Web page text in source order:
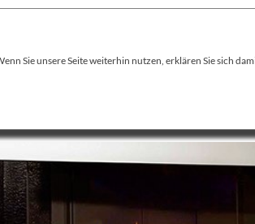
Sie unsere Seite weiterhin nutzen, erklären Sie sich